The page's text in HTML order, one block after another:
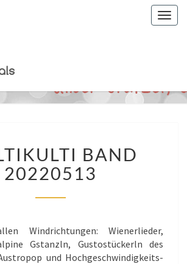
BAND
20220513
BAND
20220513
Windrichtungen: Wienerlieder,
Gstanzln, Gustostückerln des
und Hochgeschwindigkeits-